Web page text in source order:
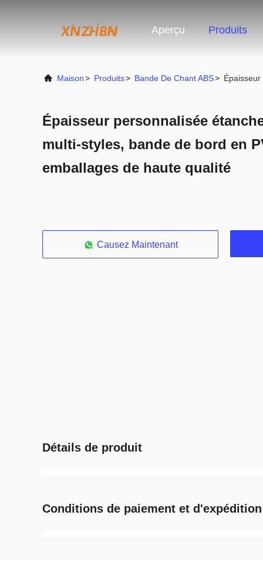
Aperçu Produits
Maison> Produits> Bande De Chant ABS>
Épaisseur personnalisée
multi-styles, bande de bord en
emballages de haute qualité
Causez Maintenant
Détails de produit
Conditions de paiement et d'expédition